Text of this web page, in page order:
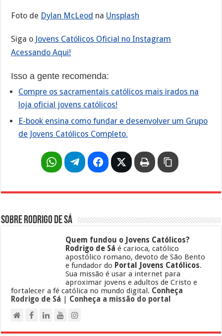
Foto de Dylan McLeod na Unsplash
Siga o Jovens Católicos Oficial no Instagram
Acessando Aqui!
Isso a gente recomenda:
Compre os sacramentais católicos mais irados na
loja oficial jovens católicos!
E-book ensina como fundar e desenvolver um Grupo
de Jovens Católicos Completo.
Sobre Rodrigo de Sá
Quem fundou o Jovens Católicos?
Rodrigo de Sá é carioca, católico
apostólico romano, devoto de São Bento
e fundador do Portal Jovens Católicos.
Sua missão é usar a internet para
aproximar jovens e adultos de Cristo e
fortalecer a fé católica no mundo digital. Conheça
Rodrigo de Sá | Conheça a missão do portal